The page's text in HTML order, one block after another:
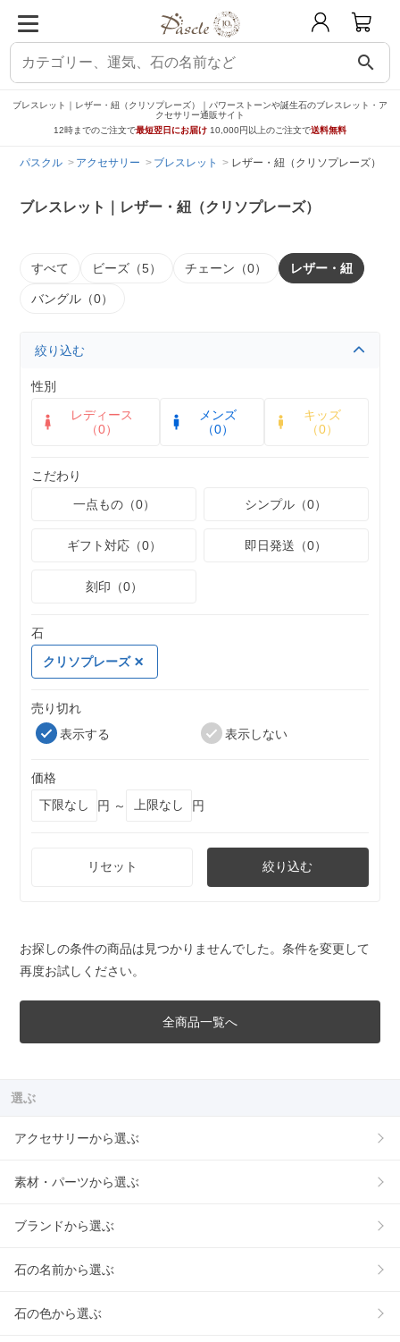
search
ブレスレット｜レザー・紐（クリソプレーズ）｜パワーストーンや誕生石のブレスレット・ア
クセサリー通販サイト
12時までのご注文で最短翌日にお届け 10,000円以上のご注文で送料無料
パスクル アクセサリー ブレスレット レザー・紐（クリソプレーズ）
ブレスレット｜レザー・紐（クリソプレーズ）
すべて ビーズ（5） チェーン（0） レザー・紐
バングル（0）
絞り込む
性別
レディース
（0）
メンズ
（0）
キッズ
（0）
こだわり
一点もの（0）
シンプル（0）
ギフト対応（0） 即日発送（0）
刻印（0）
石
クリソプレーズ
売り切れ
表示する
表示しない
価格
円 ～
円
リセット 絞り込む
お探しの条件の商品は見つかりませんでした。条件を変更して
再度お試しください。
全商品一覧へ
選ぶ
アクセサリーから選ぶ
素材・パーツから選ぶ
ブランドから選ぶ
石の名前から選ぶ
石の色から選ぶ